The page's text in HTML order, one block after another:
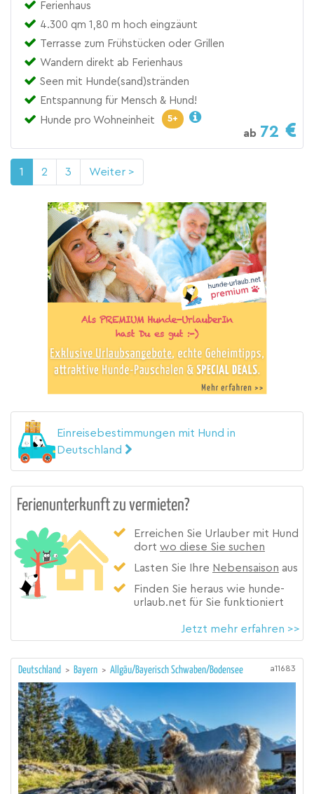
Ferienhaus
4.300 qm 1,80 m hoch eingzäunt
Terrasse zum Frühstücken oder Grillen
Wandern direkt ab Ferienhaus
Seen mit Hunde(sand)stränden
Entspannung für Mensch & Hund!
Hunde pro Wohneinheit
5+
ab 72
1 2 3 Weiter >
Einreisebestimmungen mit Hund in
Deutschland
Ferienunterkunft zu vermieten?
Erreichen Sie Urlauber mit Hund
dort wo diese Sie suchen
Lasten Sie Ihre Nebensaison aus
Finden Sie heraus wie hunde-
urlaub.net für Sie funktioniert
Jetzt mehr erfahren >>
Deutschland > Bayern > Allgäu/Bayerisch Schwaben/Bodensee a11683